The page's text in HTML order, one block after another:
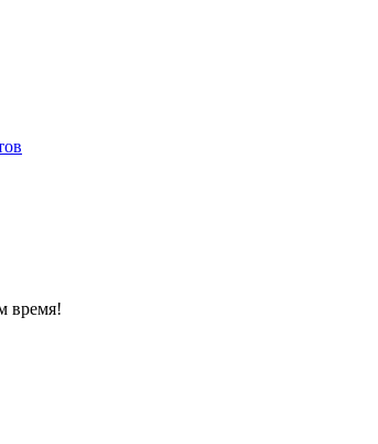
время!